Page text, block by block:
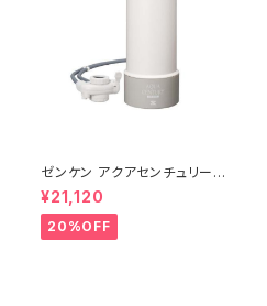
ゼンケン アクアセンチュリース
マート MFH-S75
¥21,120
20%OFF